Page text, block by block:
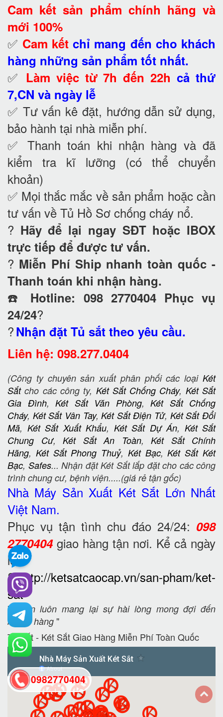
Cam kết sản phẩm chính hãng và
mới 100%
✅ Cam kết chỉ mang đến cho khách
hàng những sản phẩm tốt nhất.
✅ Làm việc từ 7h đến 22h cả thứ
7,CN và ngày lễ
✅ Tư vấn kê đặt, hướng dẫn sử dụng,
bảo hành tại nhà miễn phí.
✅ Thanh toán khi nhận hàng và đã
kiểm tra kĩ lưỡng (có thể chuyển
khoản)
✅ Mọi thắc mắc về sản phẩm hoặc cần
tư vấn về Tủ Hồ Sơ chống cháy nổ.
? Hãy để lại ngay SĐT hoặc IBOX
trực tiếp để được tư vấn.
? Miễn Phí Ship nhanh toàn quốc -
Thanh toán khi nhận hàng.
☎️ Hotline: 098 2770404 Phục vụ
24/24?
?Nhận đặt Tủ sắt theo yêu cầu.
Liên hệ: 098.277.0404
(Công ty chuyên sản xuất phân phối các loại Két
Sắtcho các công ty, Két Sắt Chống Cháy, Két Sắt
Gia Đình, Két Sắt Văn Phòng, Két Sắt Chống
Cháy, Két Sắt Vân Tay,Két Sắt Điện Tử, Két Sắt Đổi
Mã, Két Sắt Xuất Khẩu, Két Sắt Dự Án, Két Sắt
Chung Cư, Két Sắt An Toàn, Két Sắt Chính
Hãng, Két Sắt Phong Thuỷ, Két Bạc,Két Sắt Két
Bạc, Safes... Nhận đặt Két Sắt lắp đặt cho các công
trình chung cư, bệnh viện.....(giá rẻ tận gốc)
Nhà Máy Sản Xuất Két Sắt Lớn Nhất
Việt Nam.
Phục vụ tận tình chu đáo 24/24: 098
2770404giao hàng tận nơi. Kể cả ngày
lễ.
?http://ketsatcaocap.vn/san-pham/ket-
sat
"
Luôn luôn mang lại sự hài lòng mong đợi đến
khách hàng "
Tủ Sắt - Két Sắt Giao Hàng Miễn Phí Toàn Quốc
0982770404